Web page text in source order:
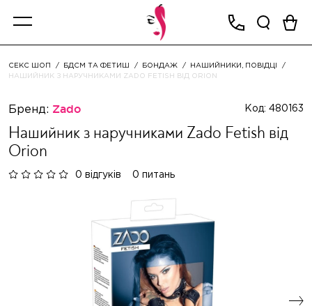
СЕКС ШОП БДСМ ТА ФЕТИШ БОНДАЖ
НАШИЙНИКИ, ПОВІДЦІ
НАШИЙНИК З НАРУЧНИКАМИ ZADO FETISH ВІД ORION
Бренд: Zado Код: 480163
Нашийник з наручниками Zado Fetish від
Orion
0 відгуків 0 питань